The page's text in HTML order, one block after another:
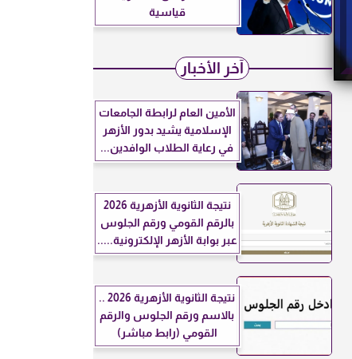
قياسية
آخر الأخبار
الأمين العام لرابطة الجامعات
الإسلامية يشيد بدور الأزهر
في رعاية الطلاب الوافدين...
نتيجة الثانوية الأزهرية 2026
بالرقم القومي ورقم الجلوس
عبر بوابة الأزهر الإلكترونية.....
نتيجة الثانوية الأزهرية 2026 ..
بالاسم ورقم الجلوس والرقم
القومي (رابط مباشر)